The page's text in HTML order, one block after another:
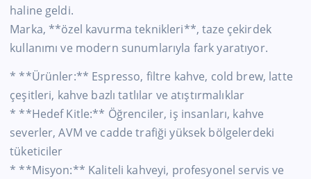
haline geldi.
Marka, **özel kavurma teknikleri**, taze çekirdek
kullanımı ve modern sunumlarıyla fark yaratıyor.
* **Ürünler:** Espresso, filtre kahve, cold brew, latte
çeşitleri, kahve bazlı tatlılar ve atıştırmalıklar
* **Hedef Kitle:** Öğrenciler, iş insanları, kahve
severler, AVM ve cadde trafiği yüksek bölgelerdeki
tüketiciler
* **Misyon:** Kaliteli kahveyi, profesyonel servis ve